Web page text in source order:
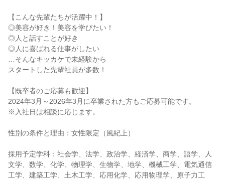
【こんな先輩たちが活躍中！】
◎美容が好き！美容を学びたい！
◎人と話すことが好き
◎人に喜ばれる仕事がしたい
…そんなキッカケで未経験から
スタートした先輩社員が多数！
【既卒者のご応募も歓迎】
2024年3月～2026年3月に卒業された方もご応募可能です。
※入社日は相談に応じます。
性別の条件と理由：女性限定（風紀上）
採用予定学科：社会学、法学、政治学、経済学、商学、語学、人
文学、数学、化学、物理学、生物学、地学、機械工学、電気通信
工学、建築工学、土木工学、応用化学、応用物理学、原子力工